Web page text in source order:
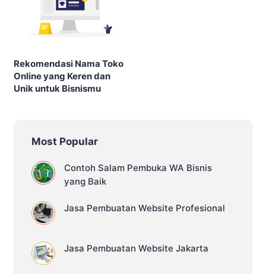
Rekomendasi Nama Toko
Online yang Keren dan
Unik untuk Bisnismu
Most Popular
Contoh Salam Pembuka WA Bisnis
yang Baik
Jasa Pembuatan Website Profesional
Jasa Pembuatan Website Jakarta